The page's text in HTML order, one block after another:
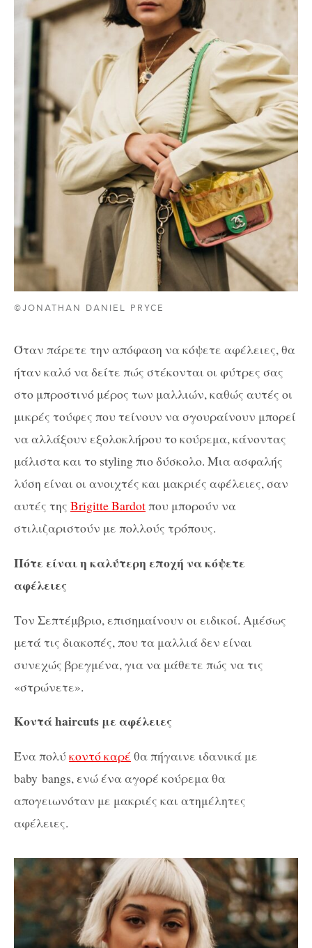
©JONATHAN DANIEL PRYCE
Όταν πάρετε την απόφαση να κόψετε αφέλειες, θα
ήταν καλό να δείτε πώς στέκονται οι φύτρες σας
στο μπροστινό μέρος των μαλλιών, καθώς αυτές οι
μικρές τούφες που τείνουν να σγουραίνουν μπορεί
να αλλάξουν εξολοκλήρου το κούρεμα, κάνοντας
μάλιστα και το styling πιο δύσκολο. Μια ασφαλής
λύση είναι οι ανοιχτές και μακριές αφέλειες, σαν
αυτές της Brigitte Bardotπου μπορούν να
στιλιζαριστούν με πολλούς τρόπους.
Πότε είναι η καλύτερη εποχή να κόψετε
αφέλειες
Τον Σεπτέμβριο, επισημαίνουν οι ειδικοί. Αμέσως
μετά τις διακοπές, που τα μαλλιά δεν είναι
συνεχώς βρεγμένα, για να μάθετε πώς να τις
«στρώνετε».
Κοντά haircuts με αφέλειες
Ένα πολύ κοντό καρέ θα πήγαινε ιδανικά με
baby bangs, ενώ ένα αγορέ κούρεμα θα
απογειωνόταν με μακριές και ατημέλητες
αφέλειες.